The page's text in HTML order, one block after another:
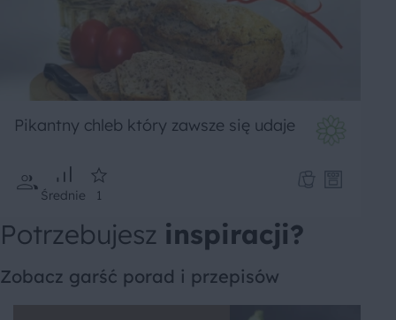
Pikantny chleb który zawsze się udaje
Średnie 1
Potrzebujesz inspiracji?
Zobacz garść porad i przepisów